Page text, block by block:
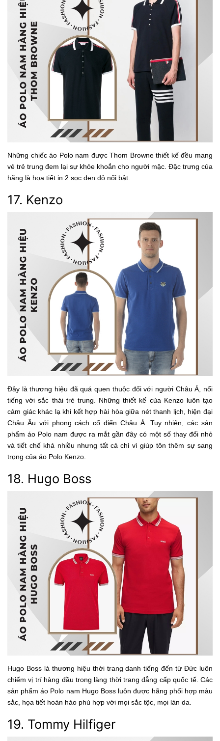
Những chiếc áo Polo nam được Thom Browne thiết kế đều mang
vẻ trẻ trung đem lại sự khỏe khoắn cho người mặc. Đặc trưng của
hãng là họa tiết in 2 sọc đen đỏ nổi bật.
17. Kenzo
Đây là thương hiệu đã quá quen thuộc đối với người Châu Á, nổi
tiếng với sắc thái trẻ trung. Những thiết kế của Kenzo luôn tạo
cảm giác khác lạ khi kết hợp hài hòa giữa nét thanh lịch, hiện đại
Châu Âu với phong cách cổ điển Châu Á. Tuy nhiên, các sản
phẩm áo Polo nam được ra mắt gần đây có một số thay đổi nhỏ
và tiết chế khá nhiều nhưng tất cả chỉ vì giúp tôn thêm sự sang
trọng của áo Polo Kenzo.
18. Hugo Boss
Hugo Boss là thương hiệu thời trang danh tiếng đến từ Đức luôn
chiếm vị trí hàng đầu trong làng thời trang đẳng cấp quốc tế. Các
sản phẩm áo Polo nam Hugo Boss luôn được hãng phối hợp màu
sắc, họa tiết hoàn hảo phù hợp với mọi sắc tộc, mọi làn da.
19. Tommy Hilfiger